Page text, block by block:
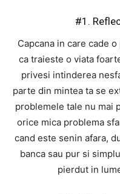
#1.
Capcana in care cade
ca traieste o viata
privesi intinderea
parte din mintea ta se
problemele tale nu mai
orice mica problema
cand este senin afara,
banca sau pur si
pierdut in